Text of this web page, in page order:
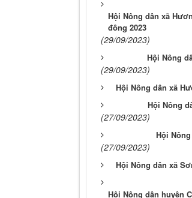
Hội Nông dân xã
đông 2023
(29/09/2023)
Hội Nông
(29/09/2023)
Hội Nông dân xã
Hội Nông
(27/09/2023)
Hội
(27/09/2023)
Hội Nông dân xã
Hội Nông dân huyện